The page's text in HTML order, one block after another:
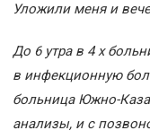
Уложили меня и
До 6 утра в 4 х
в инфекционную
больница Южно-
анализы, и с